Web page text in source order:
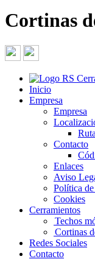
Cortinas
Inicio
Empresa
Empresa
Contacto
Enlaces
Aviso
Política
Cookies
Cerramientos
Techos
Cortinas
Redes Sociales
Contacto